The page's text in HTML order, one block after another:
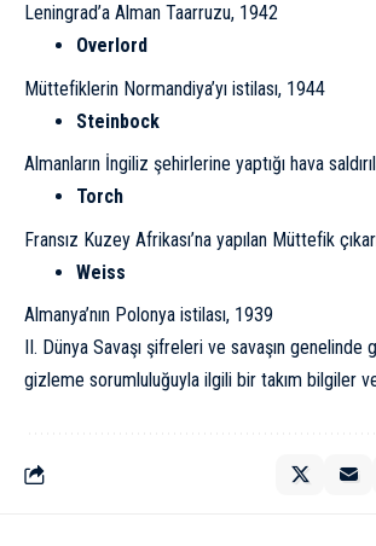
Leningrad’a Alman Taarruzu, 1942
Overlord
Müttefiklerin Normandiya’yı istilası, 1944
Steinbock
Almanların İngiliz şehirlerine yaptığı hava
Torch
Fransız Kuzey Afrikası’na yapılan Müttefik
Weiss
Almanya’nın Polonya istilası, 1939
II. Dünya Savaşı şifreleri ve savaşın genelinde
gizleme sorumluluğuyla ilgili bir takım bilgiler